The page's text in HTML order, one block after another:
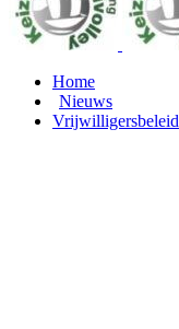
Home
Nieuws
Vrijwilligersbeleid